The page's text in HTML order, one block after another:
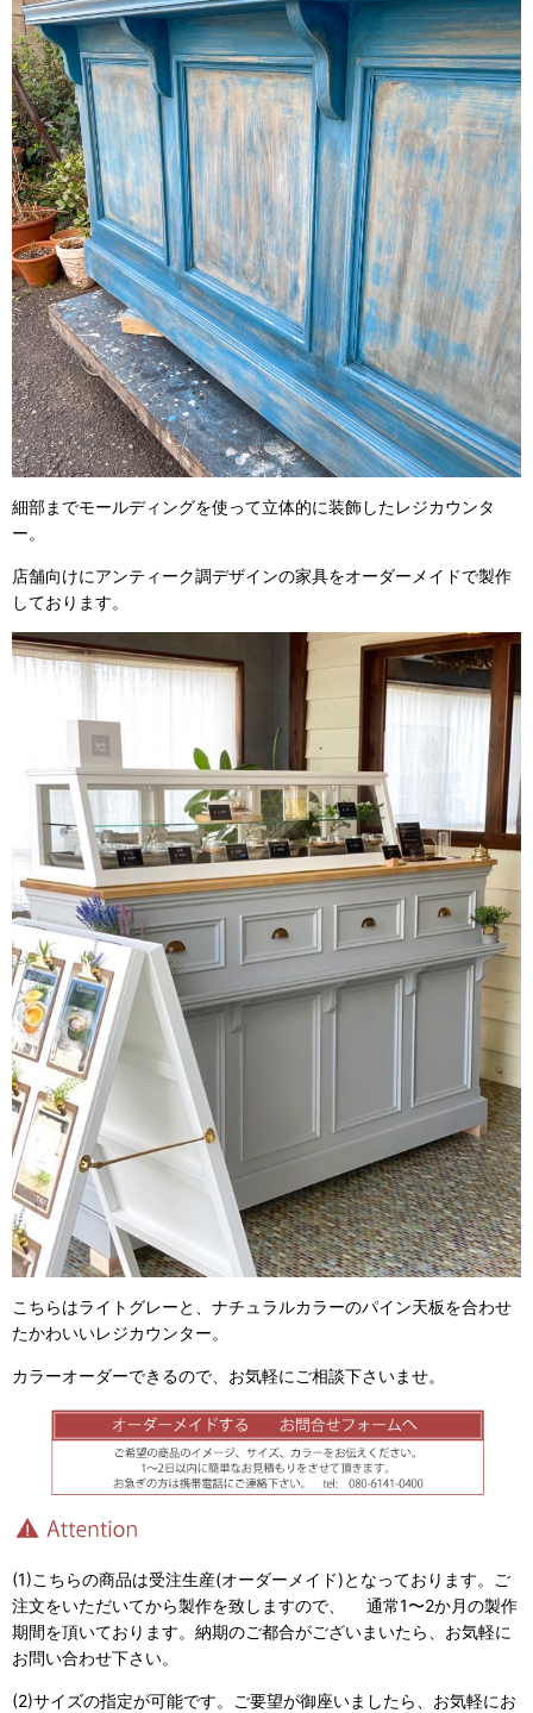
細部までモールディングを使って立体的に装飾したレジカウンタ
ー。
店舗向けにアンティーク調デザインの家具をオーダーメイドで製作
しております。
こちらはライトグレーと、ナチュラルカラーのパイン天板を合わせ
たかわいいレジカウンター。
カラーオーダーできるので、お気軽にご相談下さいませ。
(1)こちらの商品は受注生産(オーダーメイド)となっております。ご
注文をいただいてから製作を致しますので、 通常1〜2か月の製作
期間を頂いております。納期のご都合がございまいたら、お気軽に
お問い合わせ下さい。
(2)サイズの指定が可能です。ご要望が御座いましたら、お気軽にお